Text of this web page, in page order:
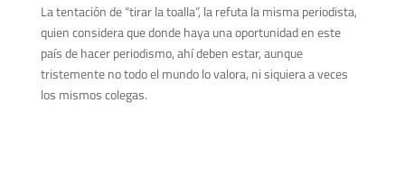
La tentación de “tirar la toalla”, la refuta la misma periodista,
quien considera que donde haya una oportunidad en este
país de hacer periodismo, ahí deben estar, aunque
tristemente no todo el mundo lo valora, ni siquiera a veces
los mismos colegas.